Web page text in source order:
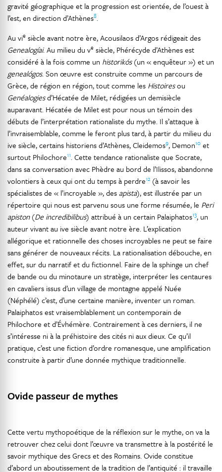
gravité géographique et la progression est orientée, de l’ouest à
l’est, en direction d’Athènes8.
Au vie siècle avant notre ère, Acousilaos d’Argos rédigeait des
Genealogíai. Au milieu du ve siècle, Phérécyde d’Athènes est
considéré à la fois comme un historikós(un « enquêteur ») et un
genealógos. Son œuvre est construite comme un parcours de
Grèce, de région en région, tout comme les Histoiresou
Genéalogiesd’Hécatée de Milet, rédigées un demisiècle
auparavant. Hécatée de Milet est pour nous un témoin des
débuts de l’interprétation rationaliste du mythe. Il s’attaque à
l’invraisemblable, comme le feront plus tard, à partir du milieu du
ive siècle, certains historiens d’Athènes, Cleidemos9, Demon10 et
surtout Philochore11. Cette tendance rationaliste que Socrate,
dans sa conversation avec Phèdre au bord de l’Ilissos, abandonne
volontiers à ceux qui ont du temps à perdre12 (à savoir les
spécialistes de « l’incroyable », des apista), est illustrée par un
répertoire qui nous est parvenu sous une forme résumée, le Peri
apiston(De incredibilibus) attribué à un certain Palaiphatos13, un
auteur vivant au ive siècle avant notre ère. L’explication
allégorique et rationnelle des choses incroyables ne peut se faire
sans générer de nouveaux récits. La rationalisation débouche, en
effet, sur du narratif et du fictionnel. Faire de la sphinge un chef
de bande ou du minotaure un stratège, interpréter les centaures
en cavaliers issus d’un village de montagne appelé Nuée
(Néphélé) c’est, d’une certaine manière, inventer un roman.
Palaiphatos est vraisemblablement un contemporain de
Philochore et d’Évhémère. Contrairement à ces derniers, il ne
s’intéresse ni à la préhistoire des cités ni aux dieux. Ce qu’il
pratique, c’est une fiction d’ordre romanesque, une amplification
construite à partir d’une donnée mythique traditionnelle.
Ovide passeur de mythes
Cette vertu mythopoétique de la réflexion sur le mythe, on va la
retrouver chez celui dont l’œuvre va transmettre à la postérité le
savoir mythique des Grecs et des Romains. Ovide constitue
d’abord un aboutissement de la tradition de l’antiquité : il travaille